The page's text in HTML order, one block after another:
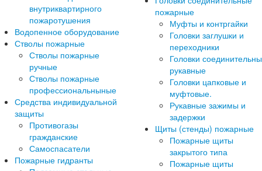
внутриквартирного
пожаротушения
Водопенное оборудование
Стволы пожарные
Стволы пожарные
ручные
Стволы пожарные
профессиональныные
Средства индивидуальной
защиты
Противогазы
гражданские
Самоспасатели
Пожарные гидранты
пожарные
Муфты и контргайки
Головки заглушки и
переходники
Головки
рукавные
Головки цапковые и
муфтовые.
Рукавные зажимы и
задержки
Щиты (стенды) пожарные
Пожарные щиты
закрытого типа
Пожарные щиты